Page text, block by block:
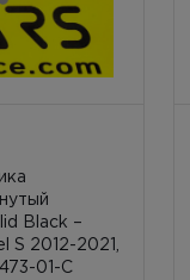
Black –
S 2012-2021,
01-C